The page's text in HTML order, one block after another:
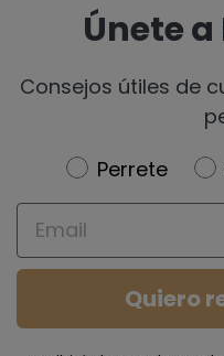
Únete
Consejos útiles de
Newsletter
Perrete
Email
Quiero